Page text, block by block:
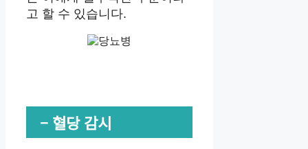
고 할 수 있습니다.
– 혈당 감시